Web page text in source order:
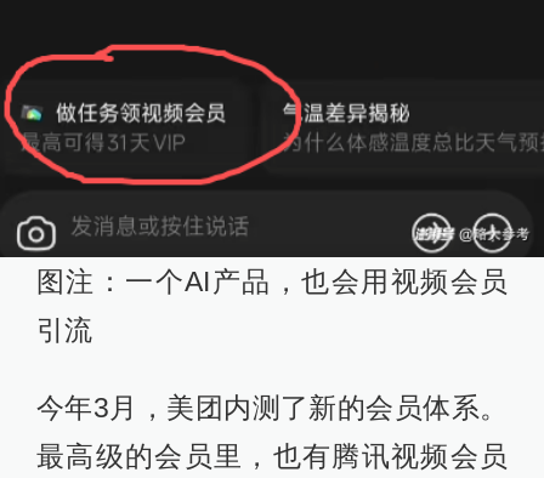
图注：一个AI产品，也会用视频会员
引流
今年3月，美团内测了新的会员体系。
最高级的会员里，也有腾讯视频会员